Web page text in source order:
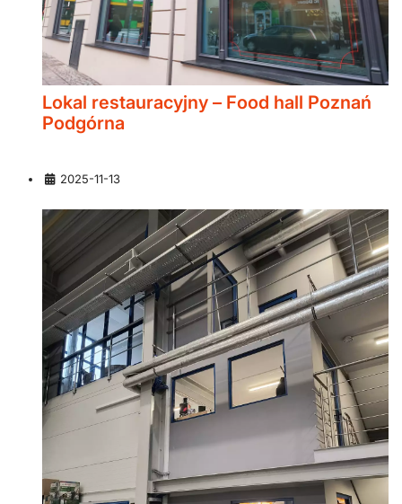
Lokal restauracyjny – Food hall Poznań
Podgórna
Szczegóły
2025-11-13